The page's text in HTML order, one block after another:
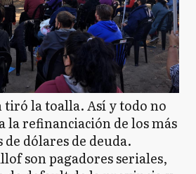
la toalla. Así y todo no
la refinanciación de los más
dólares de deuda.
son pagadores seriales,